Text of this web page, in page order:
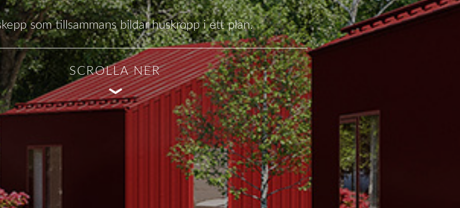
som tillsammans bildar huskropp i ett plan.
SCROLLA NER